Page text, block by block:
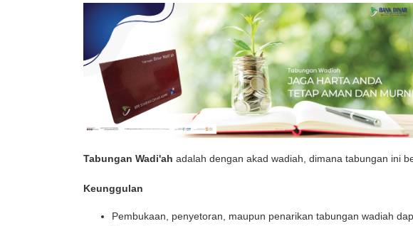
Tabungan Wadi'ah adalah dengan akad wadiah, dimana tabungan ini
Keunggulan
Pembukaan, penyetoran, maupun penarikan tabungan wadiah